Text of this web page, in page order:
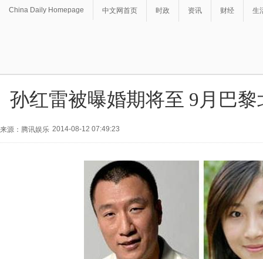
China Daily Homepage 中文网首页 时政 资讯 财经 生
孙红雷被曝婚期将至 9月巴
来源：腾讯娱乐 2014-08-12 07:49:23